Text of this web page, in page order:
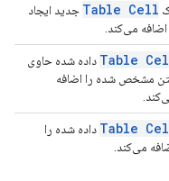
Table Cell جدید ایجاد
می‌کند.
Table داده شده حاوی
مشخص شده را اضافه
Table داده شده را
می‌کند.